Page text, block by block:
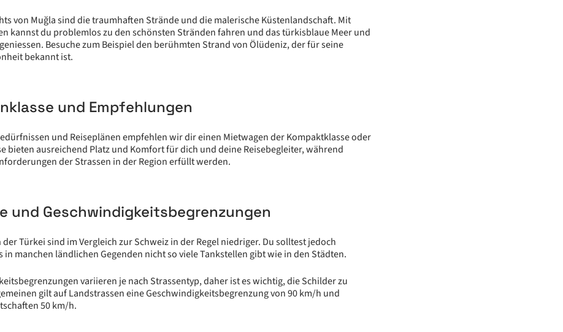
von Muğla sind die traumhaften Strände und die malerische Küstenlandschaft. Mit
kannst du problemlos zu den schönsten Stränden fahren und das türkisblaue Meer und
Besuche zum Beispiel den berühmten Strand von Ölüdeniz, der für seine
bekannt ist.
und Empfehlungen
und Reiseplänen empfehlen wir dir einen Mietwagen der Kompaktklasse oder
bieten ausreichend Platz und Komfort für dich und deine Reisebegleiter, während
der Strassen in der Region erfüllt werden.
und Geschwindigkeitsbegrenzungen
Türkei sind im Vergleich zur Schweiz in der Regel niedriger. Du solltest jedoch
in manchen ländlichen Gegenden nicht so viele Tankstellen gibt wie in den Städten.
variieren je nach Strassentyp, daher ist es wichtig, die Schilder zu
gilt auf Landstrassen eine Geschwindigkeitsbegrenzung von 90 km/h und
50 km/h.